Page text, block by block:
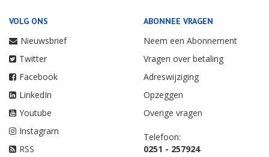
VOLG ONS
Nieuwsbrief
Twitter
Facebook
LinkedIn
Youtube
Instagram
RSS
ABONNEE VRAGEN
Neem een Abonnement
Vragen over betaling
Adreswijziging
Opzeggen
Overige vragen
Telefoon:
0251 - 257924